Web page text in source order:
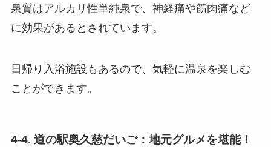
泉質はアルカリ性単純泉で、神経痛や筋肉痛など
に効果があるとされています。
日帰り入浴施設もあるので、気軽に温泉を楽しむ
ことができます。
4-4. 道の駅奥久慈だいご：地元グルメを堪能！